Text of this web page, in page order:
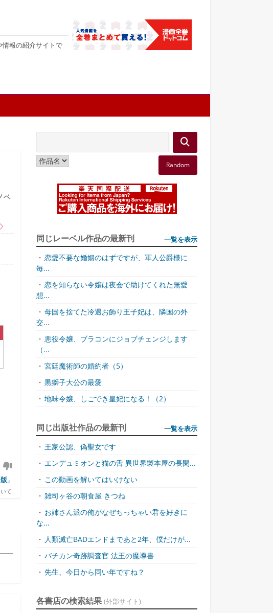
報の紹介サイトで
ベ
着々と神帝領国の併呑に向けて動き出す、エスウェン王オズワルド三世。それを
オだが、誰よりも信頼していたテュリアークに裏切られ、さらに親友のアディス
しがれる彼のためにミツクガの王女ユツキは、自らの身をなげうつ、ある覚悟を
が交錯し、かくして神帝領国の命運はセフィオにゆだねられた!シリーズ感動の完
』
て
Random
同じレーベル作品の最新刊 一覧を表示
・ 恋愛不要な婚姻のはずですが、軍人公爵様に
毎...
・ 恋を知らない令嬢は夜会で助けてくれた無愛
想...
・ 母国を捨てた冷遇お飾り王子妃は、隣国の外
交...
・ 悪役令嬢、ブラコンにジョブチェンジします
（...
・ 宮廷魔術師の婚約者（5）
・ 黒獅子大公の最愛
・ 地味令嬢、しごでき皇妃になる！（2）
同じ出版社作品の最新刊 一覧を表示
・ 王家公認、偽聖女です
・ エンデュミオンと猫の舌 異世界製本屋の長閑...
・ この動画を解いてはいけない
・ 雑司ヶ谷の朝食屋 きつね
・ お姉さん派の俺がなぜちっちゃい君を好きに
な...
・ 人類滅亡BADエンドまであと2年、僕だけが...
・ バチカン奇跡調査官 法王の魔導書
・ 先生、今日から同い年ですね？
各書店の検索結果 (外部サイト)